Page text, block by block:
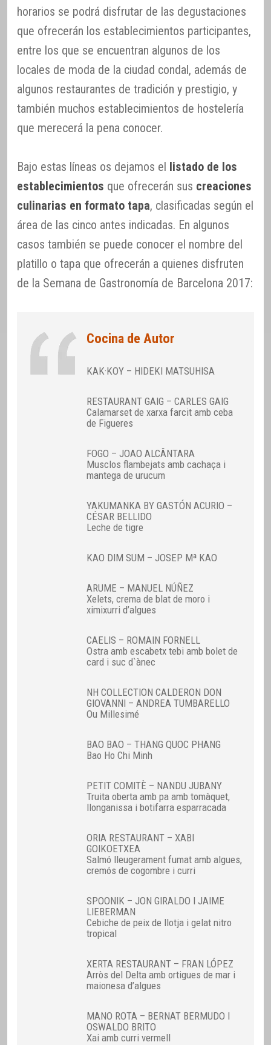
horarios se podrá disfrutar de las degustaciones
que ofrecerán los establecimientos participantes,
entre los que se encuentran algunos de los
locales de moda de la ciudad condal, además de
algunos restaurantes de tradición y prestigio, y
también muchos establecimientos de hostelería
que merecerá la pena conocer.
Bajo estas líneas os dejamos el listado de los
establecimientos que ofrecerán sus creaciones
culinarias en formato tapa, clasificadas según el
área de las cinco antes indicadas. En algunos
casos también se puede conocer el nombre del
platillo o tapa que ofrecerán a quienes disfruten
de la Semana de Gastronomía de Barcelona 2017:
Cocina de Autor
KAK·KOY – HIDEKI MATSUHISA
RESTAURANT GAIG – CARLES GAIG
Calamarset de xarxa farcit amb ceba
de Figueres
FOGO – JOAO ALCÂNTARA
Musclos flambejats amb cachaça i
mantega de urucum
YAKUMANKA BY GASTÓN ACURIO –
CÉSAR BELLIDO
Leche de tigre
KAO DIM SUM – JOSEP Mª KAO
ARUME – MANUEL NÚÑEZ
Xelets, crema de blat de moro i
ximixurri d’algues
CAELIS – ROMAIN FORNELL
Ostra amb escabetx tebi amb bolet de
card i suc d`ànec
NH COLLECTION CALDERON DON
GIOVANNI – ANDREA TUMBARELLO
Ou Millesimé
BAO BAO – THANG QUOC PHANG
Bao Ho Chi Minh
PETIT COMITÈ – NANDU JUBANY
Truita oberta amb pa amb tomàquet,
llonganissa i botifarra esparracada
ORIA RESTAURANT – XABI
GOIKOETXEA
Salmó lleugerament fumat amb algues,
cremós de cogombre i curri
SPOONIK – JON GIRALDO I JAIME
LIEBERMAN
Cebiche de peix de llotja i gelat nitro
tropical
XERTA RESTAURANT – FRAN LÓPEZ
Arròs del Delta amb ortigues de mar i
maionesa d’algues
MANO ROTA – BERNAT BERMUDO I
OSWALDO BRITO
Xai amb curri vermell